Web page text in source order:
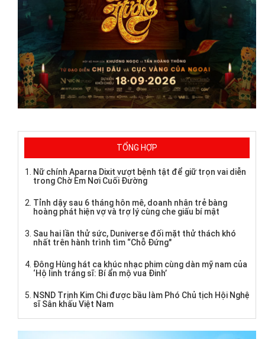
TỔNG HỢP
Nữ chính Aparna Dixit vượt bệnh tật để giữ trọn vai diễn
trong Chờ Em Nơi Cuối Đường
Tỉnh dậy sau 6 tháng hôn mê, doanh nhân trẻ bàng
hoàng phát hiện vợ và trợ lý cùng che giấu bí mật
Sau hai lần thử sức, Duniverse đối mặt thử thách khó
nhất trên hành trình tìm “Chỗ Đứng"
Đông Hùng hát ca khúc nhạc phim cùng dàn mỹ nam của
‘Hộ linh tráng sĩ: Bí ẩn mộ vua Đinh’
NSND Trịnh Kim Chi được bầu làm Phó Chủ tịch Hội Nghệ
sĩ Sân khấu Việt Nam